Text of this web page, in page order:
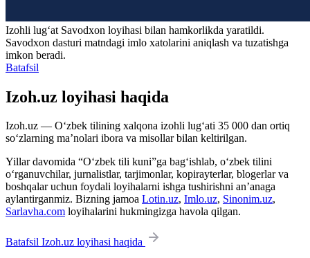
Izohli lugʻat Savodxon loyihasi bilan hamkorlikda yaratildi.
Savodxon dasturi matndagi imlo xatolarini aniqlash va tuzatishga
imkon beradi.
Batafsil
Izoh.uz loyihasi haqida
Izoh.uz — O‘zbek tilining xalqona izohli lug‘ati 35 000 dan ortiq
so‘zlarning ma’nolari ibora va misollar bilan keltirilgan.
Yillar davomida “O‘zbek tili kuni”ga bag‘ishlab, o‘zbek tilini
o‘rganuvchilar, jurnalistlar, tarjimonlar, kopirayterlar, blogerlar va
boshqalar uchun foydali loyihalarni ishga tushirishni an’anaga
aylantirganmiz. Bizning jamoa Lotin.uz, Imlo.uz, Sinonim.uz,
Sarlavha.com loyihalarini hukmingizga havola qilgan.
Batafsil Izoh.uz loyihasi haqida